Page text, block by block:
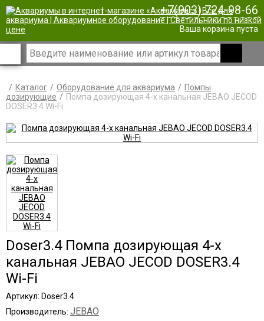
| +7(903) 724-98-66
Ваша корзина пуста
Каталог Оборудование для аквариума
Помпы
дозирующие
Помпа дозирующая 4-х канальная JEBAO JECOD
DOSER3.4 Wi-Fi
Doser3.4 Помпа дозирующая 4-х
канальная JEBAO JECOD DOSER3.4
Wi-Fi
Артикул: Doser3.4
Производитель: JEBAO